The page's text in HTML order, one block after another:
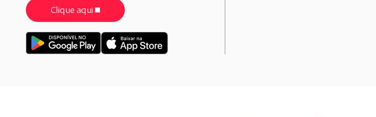
Clique aqui